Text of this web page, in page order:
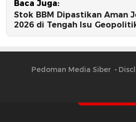
Baca Juga:
Stok BBM Dipastikan Aman
2026 di Tengah Isu
Pedoman Media Siber